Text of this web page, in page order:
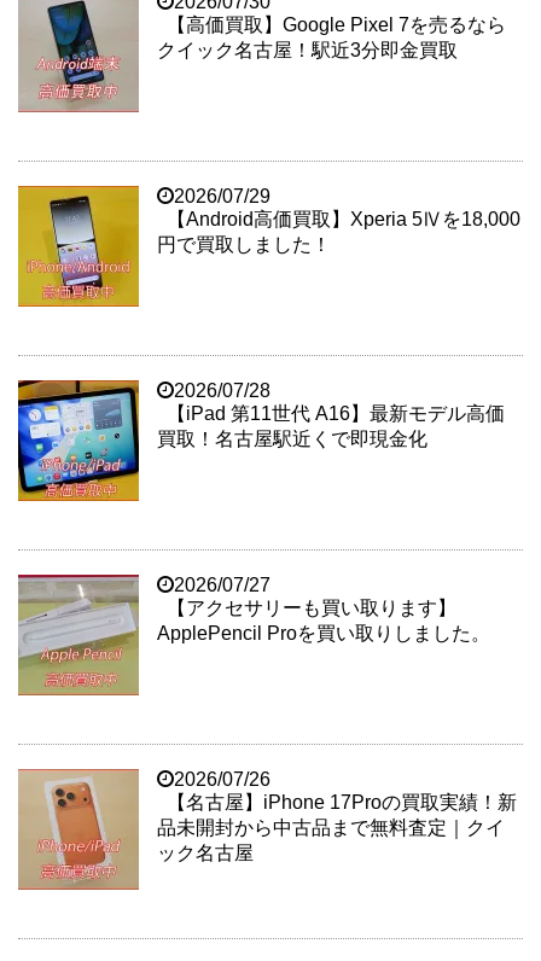
【高価買取】Google Pixel 7を売るなら
クイック名古屋！駅近3分即金買取
2026/07/29
【Android高価買取】Xperia 5Ⅳを18,000
円で買取しました！
2026/07/28
【iPad 第11世代 A16】最新モデル高価
買取！名古屋駅近くで即現金化
2026/07/27
【アクセサリーも買い取ります】
ApplePencil Proを買い取りしました。
2026/07/26
【名古屋】iPhone 17Proの買取実績！新
品未開封から中古品まで無料査定｜クイ
ック名古屋